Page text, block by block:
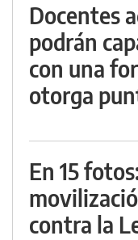
Docentes
podrán
con una
otorga
En 15
contra la